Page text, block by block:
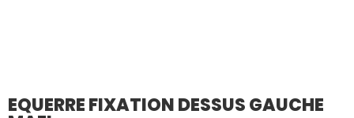
EQUERRE FIXATION DESSUS GAUCHE